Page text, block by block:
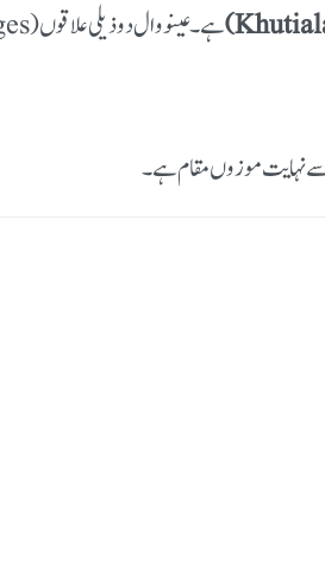
ہے۔عینووال دو ذیلی علاقوں (Sub-Villages) پر مشتمل ہے:
نہایت موزوں مقام ہے۔